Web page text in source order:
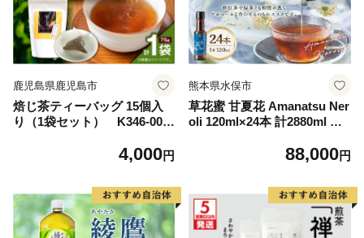
鹿児島県鹿児島市
焙じ茶ティーバッグ 15個入
り（1袋セット） K346-007
4,000円
熊本県水俣市
草花蜜 甘夏花 Amanatsu Ner
oli 120ml×24本 計2880ml 甘
リ 甘夏シロップ フルーツシ
88,000円